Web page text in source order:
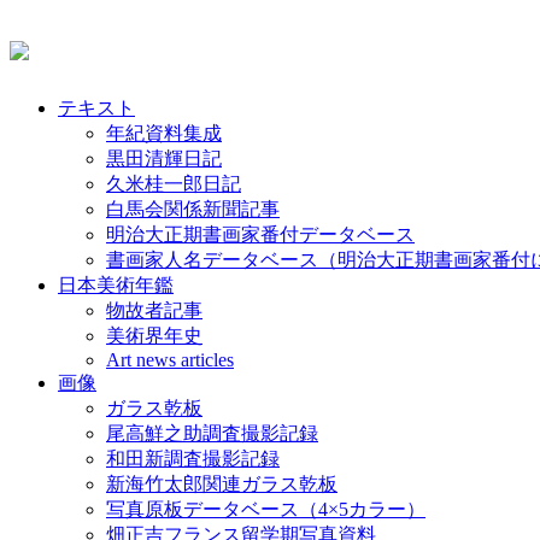
テキスト
年紀資料集成
黒田清輝日記
久米桂一郎日記
白馬会関係新聞記事
明治大正期書画家番付データベース
書画家人名データベース（明治大正期書画家番付
日本美術年鑑
物故者記事
美術界年史
Art news articles
画像
ガラス乾板
尾高鮮之助調査撮影記録
和田新調査撮影記録
新海竹太郎関連ガラス乾板
写真原板データベース（4×5カラー）
畑正吉フランス留学期写真資料